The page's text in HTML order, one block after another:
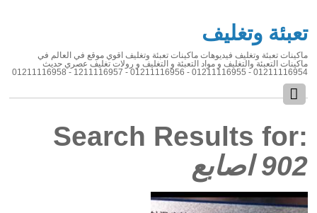
تعبئة وتغليف
ماكينات تعبئة وتغليف فيديوهات ماكينات تعبئة وتغليف اقوي موقع في العالم في
ماكينات التعبئة والتغليف و مواد التعبئة و التغليف و رولات تغليف عصري حديث
01211116954 - 01211116955 - 01211116956 - 1211116957 - 01211116958
Search Results for:
902 اصابع